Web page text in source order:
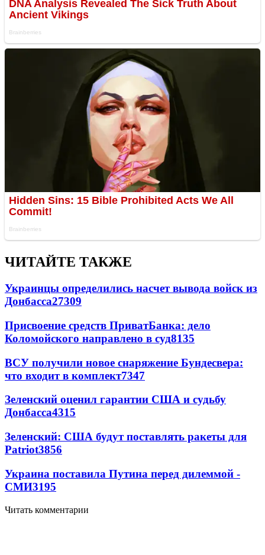
ЧИТАЙТЕ ТАКЖЕ
Украинцы определились насчет вывода войск из
Донбасса27309
Присвоение средств ПриватБанка: дело
Коломойского направлено в суд8135
ВСУ получили новое снаряжение Бундесвера:
что входит в комплект7347
Зеленский оценил гарантии США и судьбу
Донбасса4315
Зеленский: США будут поставлять ракеты для
Patriot3856
Украина поставила Путина перед дилеммой -
СМИ3195
Читать комментарии